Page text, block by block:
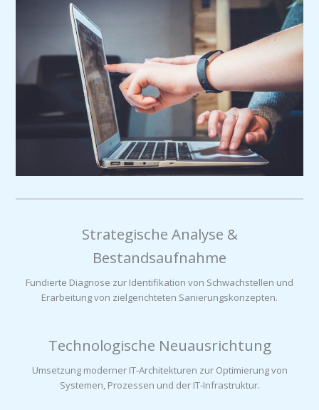
Strategische Analyse &
Bestandsaufnahme
Fundierte Diagnose zur Identifikation von Schwachstellen und
Erarbeitung von zielgerichteten Sanierungskonzepten.
Technologische Neuausrichtung
Umsetzung moderner IT-Architekturen zur Optimierung von
Systemen, Prozessen und der IT-Infrastruktur.